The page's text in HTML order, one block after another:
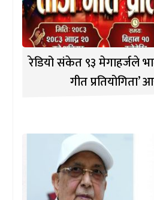
रेडियो संकेत ९३ मेगाहर्जले
गीत प्रतियोगिता’